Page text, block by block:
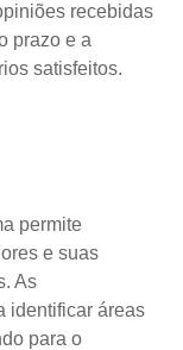
recebidas
prazo e a
satisfeitos.
permite
e suas
As
identificar áreas
para o